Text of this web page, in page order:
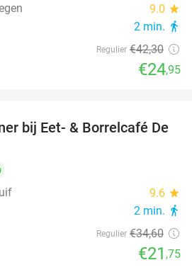
9.0 star
2 min. directions_walk
Regulier €42,30
€24,95
37%
bij Eet- & Borrelcafé De
9.6 star
2 min. directions_walk
Regulier €34,60
€21 ,75